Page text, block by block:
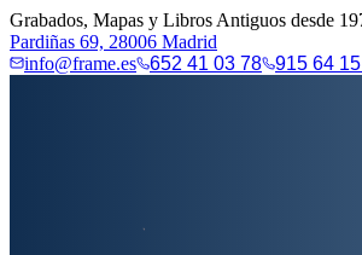
Grabados, Mapas y Libros Antiguos desde
Pardiñas 69, 28006 Madrid
info@frame.es
652 41 03 78 915 64